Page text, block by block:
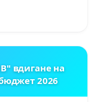
вдигане на
2026